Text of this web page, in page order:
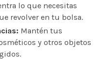
lo que necesitas
revolver en tu bolsa.
Mantén tus
y otros objetos